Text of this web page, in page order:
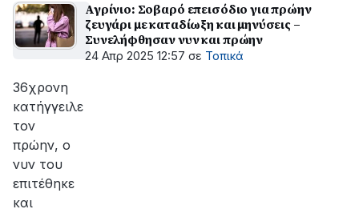
Αγρίνιο: Σοβαρό επεισόδιο για πρώην
ζευγάρι με καταδίωξη και μηνύσεις –
Συνελήφθησαν νυν και πρώην
24 Απρ 2025 12:57 σε Τοπικά
36χρονη
κατήγγειλε
τον
πρώην, ο
νυν του
επιτέθηκε
και